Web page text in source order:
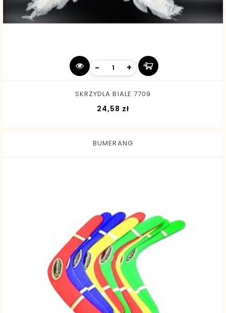
- +
SKRZYDLA BIALE 7709
24,58 złCena
BUMERANG